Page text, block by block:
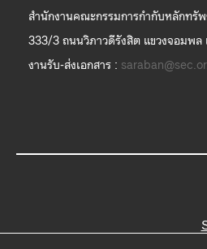
สำนักงานคณะกรรมการกำกับหลักทรั
333/3 ถนนวิภาวดีรังสิต แขวงจอมพ
งานรับ-ส่งเอกสาร :